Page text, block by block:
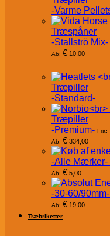
-Varme
Træspåner
-Stallströ Mix-
Ab: € 10,00
Træpiller
-Standard-
Træpiller
-Premium- Fra:
Ab: € 334,00
-Alle Mærker-
Ab: € 5,00
-30-60/90mm-
Ab: € 19,00
Træbriketter